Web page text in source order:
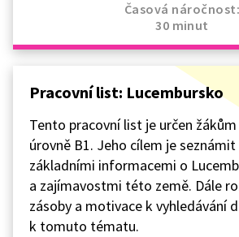
Časová náročnost:
30 minut
Pracovní list: Lucembursko
Tento pracovní list je určen žákům
úrovně B1. Jeho cílem je seznámit
základními informacemi o
a zajímavostmi této země. Dále
zásoby a motivace k vyhledávání
k tomuto tématu.